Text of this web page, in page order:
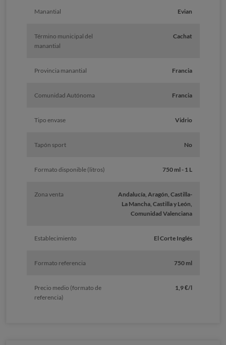
Manantial Evian
Término municipal del
manantial
Cachat
Provincia manantial Francia
Comunidad Autónoma Francia
Tipo envase Vidrio
Tapón sport No
Formato disponible (litros) 750 ml - 1 L
Zona venta
Andalucía, Aragón, Castilla-
La Mancha, Castilla y León,
Comunidad Valenciana
Establecimiento El Corte Inglés
Formato referencia 750 ml
Precio medio (formato de
referencia)
1,9 €/l